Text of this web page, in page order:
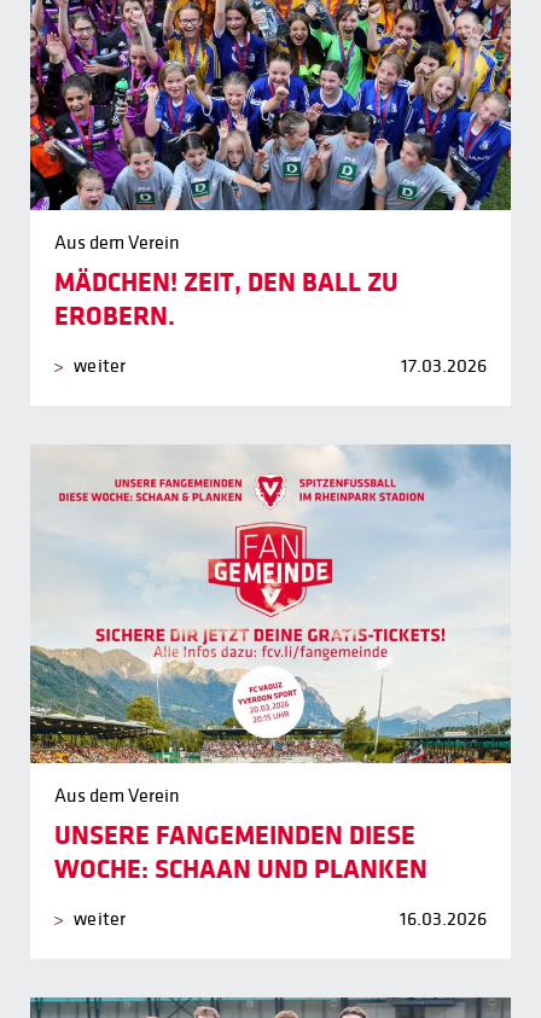
Aus dem Verein
MÄDCHEN! ZEIT, DEN BALL ZU
EROBERN.
weiter 17.03.2026
Aus dem Verein
UNSERE FANGEMEINDEN DIESE
WOCHE: SCHAAN UND PLANKEN
weiter 16.03.2026